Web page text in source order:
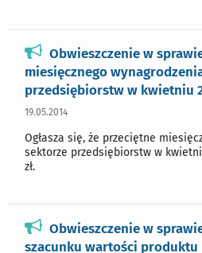
Obwieszczenie w
miesięcznego
przedsiębiorstw w kwietniu
19.05.2014
Ogłasza się, że przeciętne
sektorze przedsiębiorstw w
zł.
Obwieszczenie w
szacunku wartości